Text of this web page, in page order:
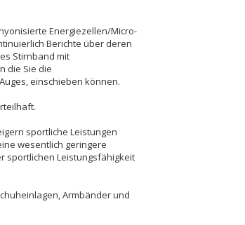
Energiezellen/Micro-
Berichte über deren
Stirnband mit
die Sie die
einschieben können.
sportliche Leistungen
wesentlich geringere
sportlichen Leistungsfähigkeit
Armbänder und